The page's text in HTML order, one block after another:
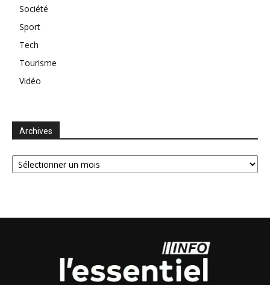
Société
Sport
Tech
Tourisme
Vidéo
Archives
Archives